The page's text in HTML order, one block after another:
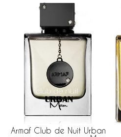
Armaf Club de Nuit Urban